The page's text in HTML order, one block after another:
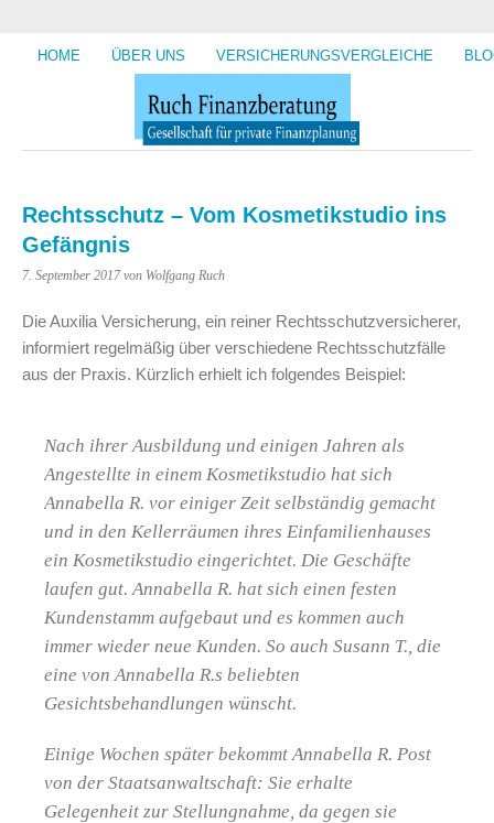
HOME ÜBER UNS VERSICHERUNGSVERGLEICHE
Rechtsschutz – Vom Kosmetikstudio ins
Gefängnis
7. September 2017 von Wolfgang Ruch
Die Auxilia Versicherung, ein reiner Rechtsschutzversicherer,
informiert regelmäßig über verschiedene Rechtsschutzfälle
aus der Praxis. Kürzlich erhielt ich folgendes Beispiel:
Nach ihrer Ausbildung und einigen Jahren als
Angestellte in einem Kosmetikstudio hat sich
Annabella R. vor einiger Zeit selbständig gemacht
und in den Kellerräumen ihres Einfamilienhauses
ein Kosmetikstudio eingerichtet. Die Geschäfte
laufen gut. Annabella R. hat sich einen festen
Kundenstamm aufgebaut und es kommen auch
immer wieder neue Kunden. So auch Susann T., die
eine von Annabella R.s beliebten
Gesichtsbehandlungen wünscht.
Einige Wochen später bekommt Annabella R. Post
von der Staatsanwaltschaft: Sie erhalte
Gelegenheit zur Stellungnahme, da gegen sie